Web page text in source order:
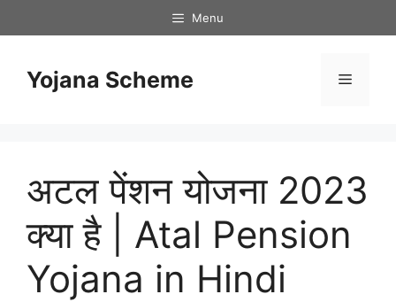
to
Menu
Yojana Scheme Menu
अटल पेंशन योजना 2023
क्या है | Atal Pension
Yojana in Hindi